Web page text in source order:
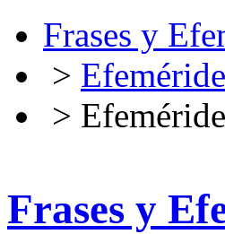
Frases y
>
>
Frases y